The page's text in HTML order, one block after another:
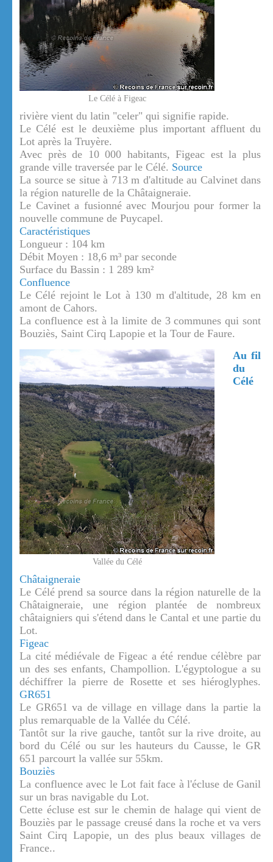
Le Célé à Figeac
rivière vient du latin "celer" qui signifie rapide.
Le Célé est le deuxième plus important affluent du
Lot après la Truyère.
Avec près de 10 000 habitants, Figeac est la plus
grande ville traversée par le Célé. Source
La source se situe à 713 m d'altitude au Calvinet dans
la région naturelle de la Châtaigneraie.
Le Cavinet a fusionné avec Mourjou pour former la
nouvelle commune de Puycapel.
Caractéristiques
Longueur : 104 km
Débit Moyen : 18,6 m³ par seconde
Surface du Bassin : 1 289 km²
Confluence
Le Célé rejoint le Lot à 130 m d'altitude, 28 km en
amont de Cahors.
La confluence est à la limite de 3 communes qui sont
Bouziès, Saint Cirq Lapopie et la Tour de Faure.
Vallée du Célé
Au fil
du
Célé
Châtaigneraie
Le Célé prend sa source dans la région naturelle de la
Châtaigneraie, une région plantée de nombreux
châtaigniers qui s'étend dans le Cantal et une partie du
Lot.
Figeac
La cité médiévale de Figeac a été rendue célèbre par
un des ses enfants, Champollion. L'égyptologue a su
déchiffrer la pierre de Rosette et ses hiéroglyphes.
GR651
Le GR651 va de village en village dans la partie la
plus remarquable de la Vallée du Célé.
Tantôt sur la rive gauche, tantôt sur la rive droite, au
bord du Célé ou sur les hauteurs du Causse, le GR
651 parcourt la vallée sur 55km.
Bouziès
La confluence avec le Lot fait face à l'écluse de Ganil
sur un bras navigable du Lot.
Cette écluse est sur le chemin de halage qui vient de
Bouziès par le passage creusé dans la roche et va vers
Saint Cirq Lapopie, un des plus beaux villages de
France..